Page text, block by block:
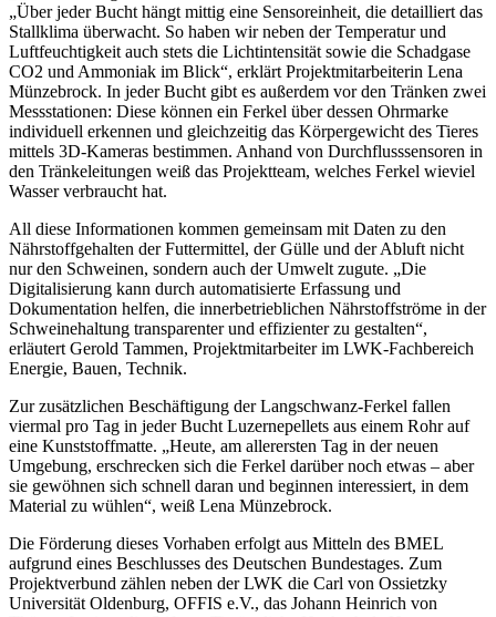
„Über jeder Bucht hängt mittig eine Sensoreinheit, die detailliert das
Stallklima überwacht. So haben wir neben der Temperatur und
Luftfeuchtigkeit auch stets die Lichtintensität sowie die Schadgase
CO2 und Ammoniak im Blick“, erklärt Projektmitarbeiterin Lena
Münzebrock. In jeder Bucht gibt es außerdem vor den Tränken zwei
Messstationen: Diese können ein Ferkel über dessen Ohrmarke
individuell erkennen und gleichzeitig das Körpergewicht des Tieres
mittels 3D-Kameras bestimmen. Anhand von Durchflusssensoren in
den Tränkeleitungen weiß das Projektteam, welches Ferkel wieviel
Wasser verbraucht hat.
All diese Informationen kommen gemeinsam mit Daten zu den
Nährstoffgehalten der Futtermittel, der Gülle und der Abluft nicht
nur den Schweinen, sondern auch der Umwelt zugute. „Die
Digitalisierung kann durch automatisierte Erfassung und
Dokumentation helfen, die innerbetrieblichen Nährstoffströme in der
Schweinehaltung transparenter und effizienter zu gestalten“,
erläutert Gerold Tammen, Projektmitarbeiter im LWK-Fachbereich
Energie, Bauen, Technik.
Zur zusätzlichen Beschäftigung der Langschwanz-Ferkel fallen
viermal pro Tag in jeder Bucht Luzernepellets aus einem Rohr auf
eine Kunststoffmatte. „Heute, am allerersten Tag in der neuen
Umgebung, erschrecken sich die Ferkel darüber noch etwas – aber
sie gewöhnen sich schnell daran und beginnen interessiert, in dem
Material zu wühlen“, weiß Lena Münzebrock.
Die Förderung dieses Vorhaben erfolgt aus Mitteln des BMEL
aufgrund eines Beschlusses des Deutschen Bundestages. Zum
Projektverbund zählen neben der LWK die Carl von Ossietzky
Universität Oldenburg, OFFIS e.V., das Johann Heinrich von